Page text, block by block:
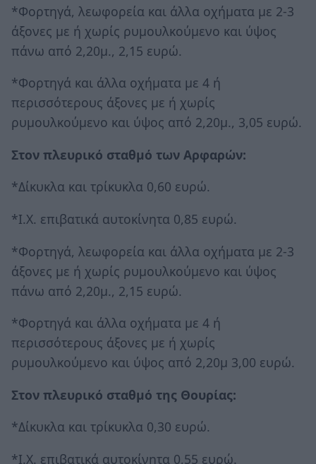
*Φορτηγά, λεωφορεία και άλλα οχήματα με 2-3
άξονες με ή χωρίς ρυμουλκούμενο και ύψος
πάνω από 2,20μ., 2,15 ευρώ.
*Φορτηγά και άλλα οχήματα με 4 ή
περισσότερους άξονες με ή χωρίς
ρυμουλκούμενο και ύψος από 2,20μ., 3,05 ευρώ.
Στον πλευρικό σταθμό των Αρφαρών:
*Δίκυκλα και τρίκυκλα 0,60 ευρώ.
*Ι.Χ. επιβατικά αυτοκίνητα 0,85 ευρώ.
*Φορτηγά, λεωφορεία και άλλα οχήματα με 2-3
άξονες με ή χωρίς ρυμουλκούμενο και ύψος
πάνω από 2,20μ., 2,15 ευρώ.
*Φορτηγά και άλλα οχήματα με 4 ή
περισσότερους άξονες με ή χωρίς
ρυμουλκούμενο και ύψος από 2,20μ 3,00 ευρώ.
Στον πλευρικό σταθμό της Θουρίας:
*Δίκυκλα και τρίκυκλα 0,30 ευρώ.
*Ι.Χ. επιβατικά αυτοκίνητα 0,55 ευρώ.